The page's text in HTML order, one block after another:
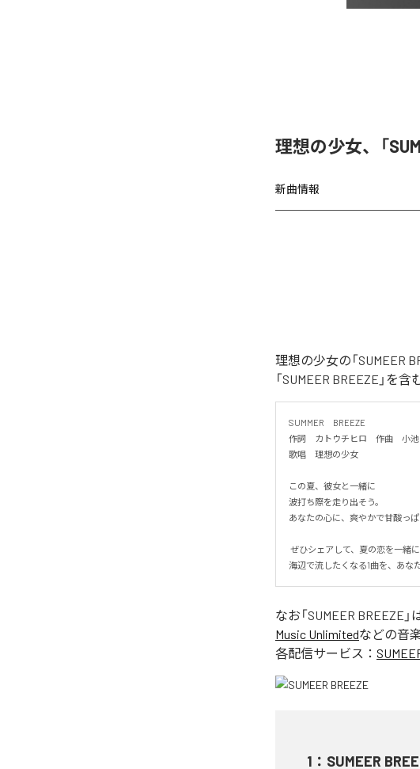
理想の少女、「
新曲情報
理想の少女の「SUMEER
「SUMEER BREEZE」を
SUMMER　BREEZE
作詞　カトウチヒロ　作曲　小
歌唱　理想の少女
この夏、彼女と一緒に
波打ち際を走り出そう。
あなたの心に、爽やかで甘酸っ
海辺で流したくなる1曲を、あな
なお「SUMEER BREEZE 」
Music Unlimitedなどの音
各配信サービス：
1 ： SUMEER